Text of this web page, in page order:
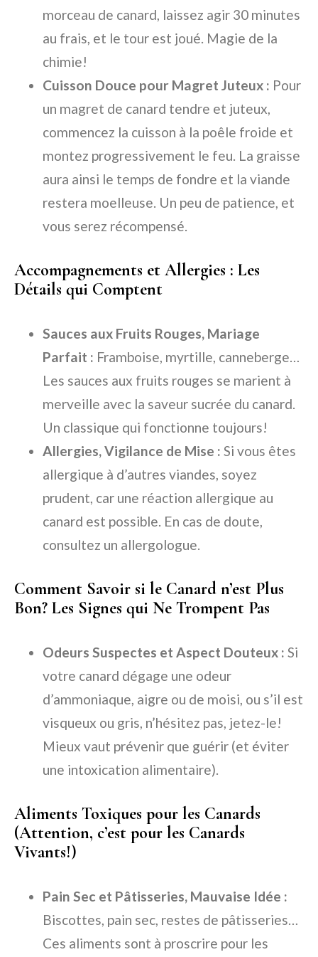
morceau de canard, laissez agir 30 minutes
au frais, et le tour est joué. Magie de la
chimie!
Cuisson Douce pour Magret Juteux : Pour
un magret de canard tendre et juteux,
commencez la cuisson à la poêle froide et
montez progressivement le feu. La graisse
aura ainsi le temps de fondre et la viande
restera moelleuse. Un peu de patience, et
vous serez récompensé.
Accompagnements et Allergies : Les
Détails qui Comptent
Sauces aux Fruits Rouges, Mariage
Parfait : Framboise, myrtille, canneberge…
Les sauces aux fruits rouges se marient à
merveille avec la saveur sucrée du canard.
Un classique qui fonctionne toujours!
Allergies, Vigilance de Mise : Si vous êtes
allergique à d’autres viandes, soyez
prudent, car une réaction allergique au
canard est possible. En cas de doute,
consultez un allergologue.
Comment Savoir si le Canard n’est Plus
Bon? Les Signes qui Ne Trompent Pas
Odeurs Suspectes et Aspect Douteux : Si
votre canard dégage une odeur
d’ammoniaque, aigre ou de moisi, ou s’il est
visqueux ou gris, n’hésitez pas, jetez-le!
Mieux vaut prévenir que guérir (et éviter
une intoxication alimentaire).
Aliments Toxiques pour les Canards
(Attention, c’est pour les Canards
Vivants!)
Pain Sec et Pâtisseries, Mauvaise Idée :
Biscottes, pain sec, restes de pâtisseries…
Ces aliments sont à proscrire pour les